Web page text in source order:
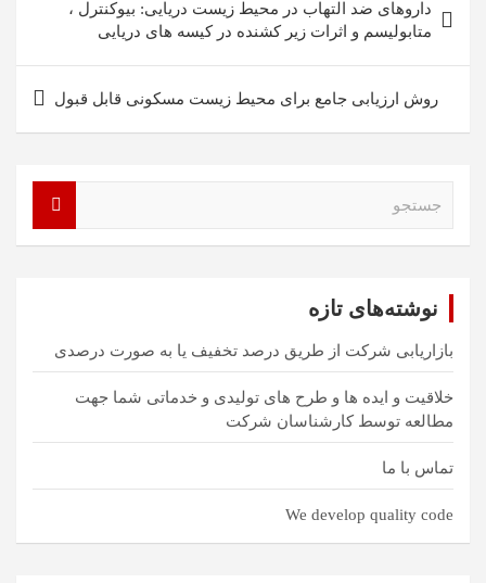
نوشته
داروهای ضد التهاب در محیط زیست دریایی: بیوکنترل ،
متابولیسم و ​​اثرات زیر کشنده در کیسه های دریایی
روش ارزیابی جامع برای محیط زیست مسکونی قابل قبول
نوشته‌های تازه
بازاریابی شرکت از طریق درصد تخفیف یا به صورت درصدی
خلاقیت و ایده ها و طرح های تولیدی و خدماتی شما جهت
مطالعه توسط کارشناسان شرکت
تماس با ما
We develop quality code